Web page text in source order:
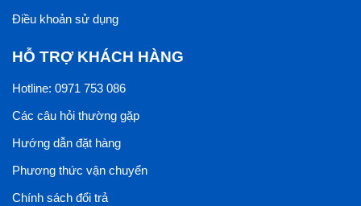
Điều khoản sử dụng
HỖ TRỢ KHÁCH HÀNG
Hotline: 0971 753 086
Các câu hỏi thường gặp
Hướng dẫn đặt hàng
Phương thức vận chuyển
Chính sách đổi trả